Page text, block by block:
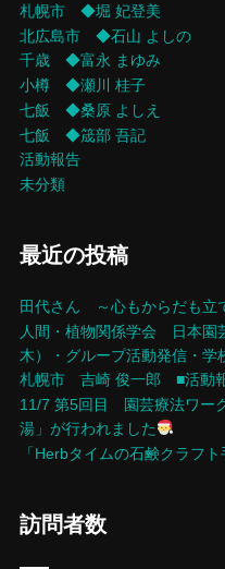
札幌市 ◆堀 妃登美
北広島市 ◆石山 よしの
千歳 ◆富永 まゆみ
小樽 ◆瀬川 桂子
七飯 ◆桑原 よしえ
七飯 ◆筬部 吾記
活動報告
未分類
最近の投稿
田代さん ～心もからだも立
人間・植物関係学会 日本園
木）・グループ活動発信・
札幌市 吉崎 俊一郎 ■活動
11/7 第5回目 園芸療法ワー
湯」が行われました
「Herbタイムの石鹸クラフ
訪問者数